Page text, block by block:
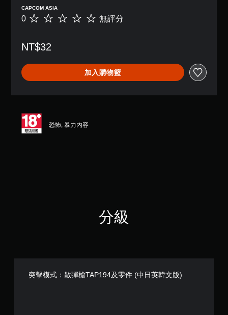
CAPCOM ASIA
無
0 無評分
NT$32
加入購物籃
恐怖, 暴力內容
分級
突擊模式：散彈槍TAP194及零件 (中日英韓文版)